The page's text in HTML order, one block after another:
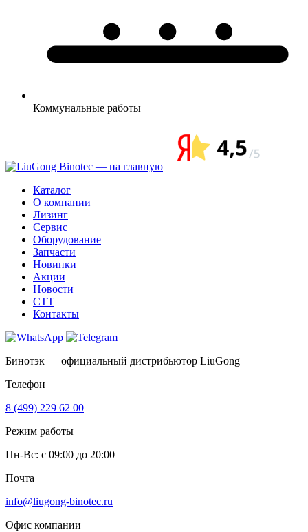
Коммунальные работы
Каталог
О компании
Лизинг
Сервис
Оборудование
Запчасти
Новинки
Акции
Новости
CTT
Контакты
Бинотэк — официальный дистрибьютор LiuGong
Телефон
8 (499) 229 62 00
Режим работы
Пн-Вс: c 09:00 до 20:00
Почта
info@liugong-binotec.ru
Офис компании